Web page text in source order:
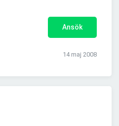
Ansök
14 maj 2008